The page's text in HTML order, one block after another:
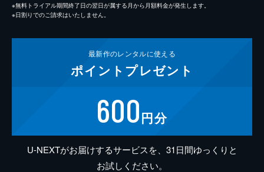
※無料トライアル期間終了日の翌日が属する月から月額料金が発生します。
※日割りでのご請求はいたしません。
最新作のレンタルに使える
ポイント プレゼント
600円分
U-NEXTがお届けするサービスを、31日間ゆっくりと
お試しください。